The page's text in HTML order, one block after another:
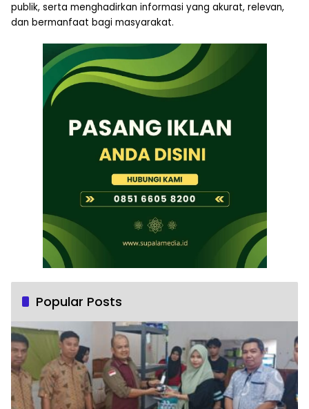
publik, serta menghadirkan informasi yang akurat, relevan,
dan bermanfaat bagi masyarakat.
Popular Posts